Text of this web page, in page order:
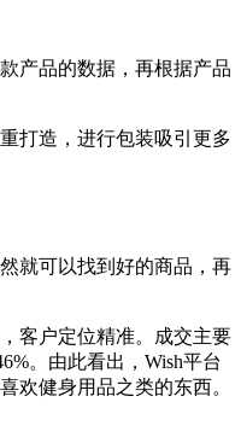
产品的数据，再根据产品
打造，进行包装吸引更多
就可以找到好的商品，再
客户定位精准。成交主要
。由此看出，Wish平台
欢健身用品之类的东西。